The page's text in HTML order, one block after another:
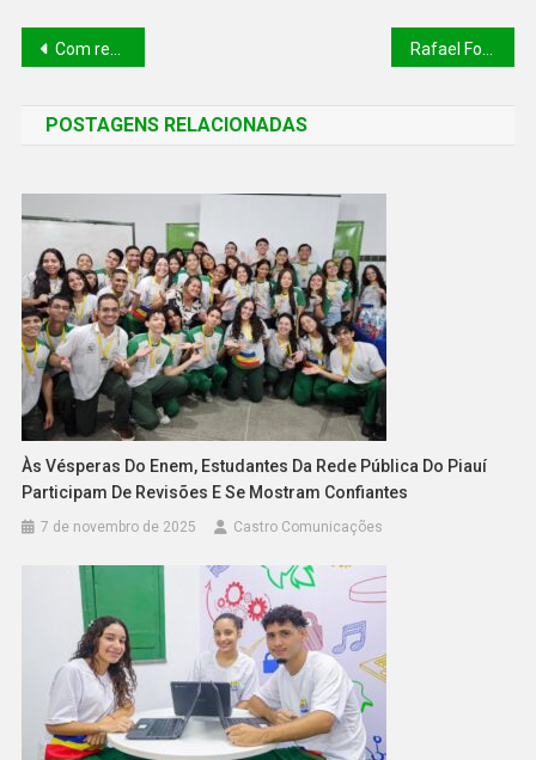
Com recorde de inscritos, Seduckathon 2025 anuncia equipes que avançam para a maratona final em junho Rafael Fonteles nomeia novos peritos para a Polícia Civil do Piauí nesta quinta (22)
POSTAGENS RELACIONADAS
Às Vésperas Do Enem, Estudantes Da Rede Pública Do Piauí
Participam De Revisões E Se Mostram Confiantes
7 de novembro de 2025 Castro Comunicações